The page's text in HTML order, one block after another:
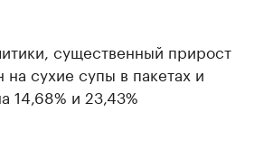
существенный прирост
на сухие супы в пакетах и
14,68% и 23,43%